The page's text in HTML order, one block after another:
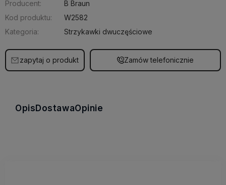
Producent:
B Braun
Kod produktu:
W2582
Kategoria:
Strzykawki dwuczęściowe
zapytaj o produkt Zamów telefonicznie
Opis DostawaOpinie